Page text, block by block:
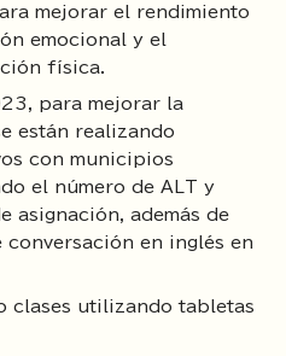
mejorar el rendimiento
emocional y el
física.
para mejorar la
están realizando
con municipios
el número de ALT y
asignación, además de
conversación en inglés en
clases utilizando tabletas